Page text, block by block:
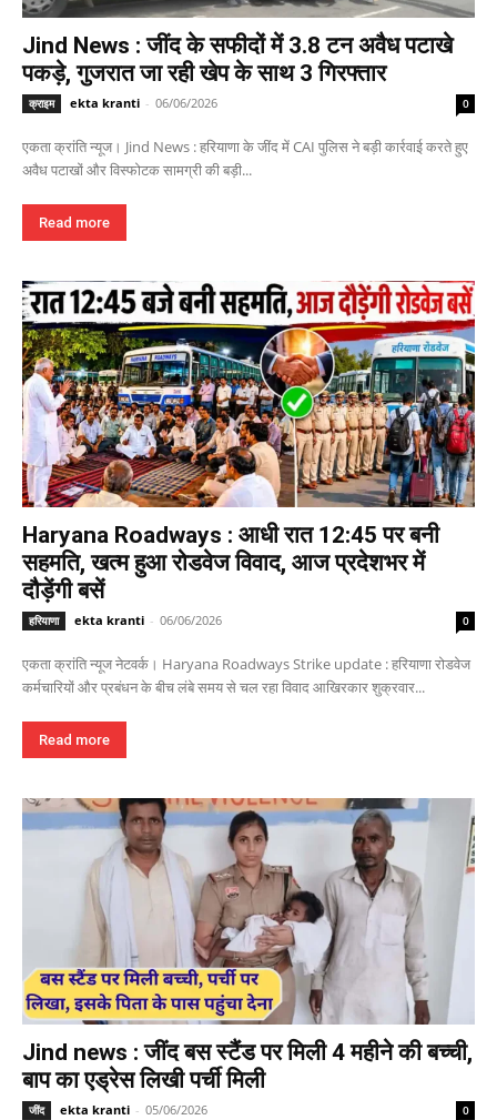
Jind News : जींद के सफीदों में 3.8 टन अवैध पटाखे
पकड़े, गुजरात जा रही खेप के साथ 3 गिरफ्तार
क्राइम ekta kranti - 06/06/2026 0
एकता क्रांति न्यूज। Jind News : हरियाणा के जींद में CAI पुलिस ने बड़ी कार्रवाई करते हुए
अवैध पटाखों और विस्फोटक सामग्री की बड़ी...
Read more
Haryana Roadways : आधी रात 12:45 पर बनी
सहमति, खत्म हुआ रोडवेज विवाद, आज प्रदेशभर में
दौड़ेंगी बसें
हरियाणा ekta kranti - 06/06/2026 0
एकता क्रांति न्यूज नेटवर्क। Haryana Roadways Strike update : हरियाणा रोडवेज
कर्मचारियों और प्रबंधन के बीच लंबे समय से चल रहा विवाद आखिरकार शुक्रवार...
Read more
Jind news : जींद बस स्टैंड पर मिली 4 महीने की बच्ची,
बाप का एड्रेस लिखी पर्ची मिली
जींद ekta kranti - 05/06/2026 0